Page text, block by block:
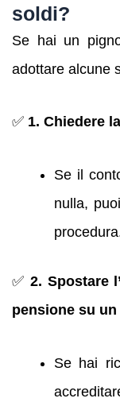
soldi?
Se hai un
adottare alcune
✅ 1. Chiedere
Se il
nulla,
✅ 2. Spostare
pensione su
Se hai